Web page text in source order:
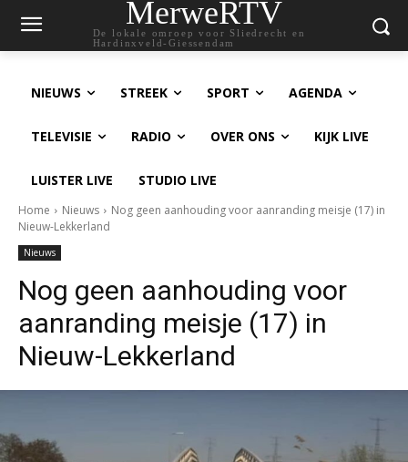
MerweRTV
De lokale omroep voor Sliedrecht en
Hardinxveld-Giessendam
NIEUWS STREEK SPORT AGENDA
TELEVISIE RADIO OVER ONS KIJK LIVE
LUISTER LIVE STUDIO LIVE
Home Nieuws
Nog geen aanhouding voor aanranding meisje (17) in
Nieuw-Lekkerland
Nieuws
Nog geen aanhouding voor
aanranding meisje (17) in
Nieuw-Lekkerland